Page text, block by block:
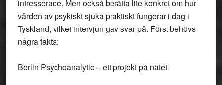
intresserade. Men också berätta lite konkret om hur
vården av psykiskt sjuka praktiskt fungerar i dag i
Tyskland, vilket intervjun gav svar på. Först behövs
några fakta:
Berlin Psychoanalytic – ett projekt på nätet